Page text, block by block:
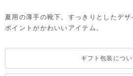
夏用の薄手の靴下。すっきりとしたデ
ポイントがかわいいアイテム。
ギフト包装につい